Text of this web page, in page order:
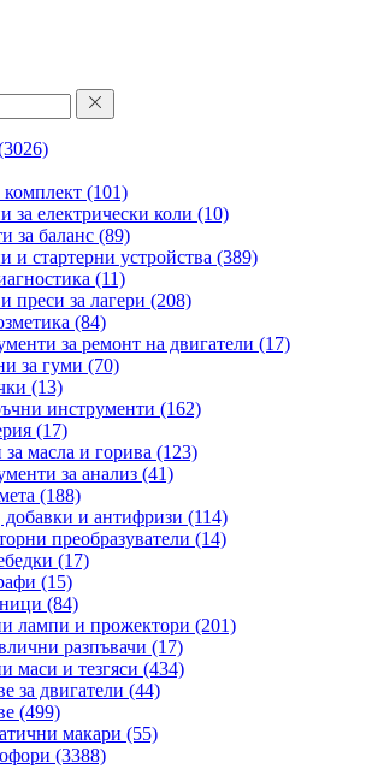
комплект (101)
за електрически коли (10)
за баланс (89)
и стартерни устройства (389)
(11)
преси за лагери (208)
(84)
за ремонт на двигатели (17)
за гуми (70)
(13)
инструменти (162)
(17)
масла и горива (123)
за анализ (41)
(188)
и антифризи (114)
преобразуватели (14)
(17)
(15)
(84)
лампи и прожектори (201)
разпъвачи (17)
маси и тезгяси (434)
за двигатели (44)
(499)
макари (55)
(3388)